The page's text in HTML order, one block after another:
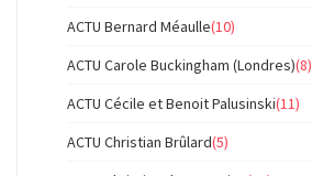
ACTU Bernard Méaulle(10)
ACTU Carole Buckingham (Londres)(8)
ACTU Cécile et Benoit Palusinski(11)
ACTU Christian Brûlard(5)